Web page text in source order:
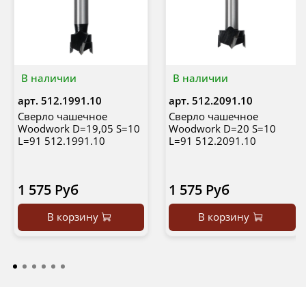
В наличии
арт. 512.1991.10
Сверло чашечное
Woodwork D=19,05 S=10
L=91 512.1991.10
1 575 Руб
В корзину
В наличии
арт. 512.2091.10
Сверло чашечное
Woodwork D=20 S=10
L=91 512.2091.10
1 575 Руб
В корзину